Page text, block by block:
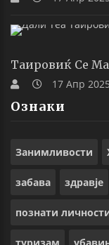
Таировиќ Се
17 Апр 2025
Ознаки
Занимливости
забава здравје
познати